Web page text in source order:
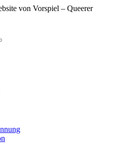
von Vorspiel – Queerer